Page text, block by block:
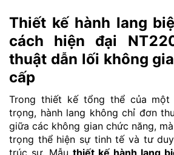
Thiết kế hành lang
cách hiện đại
thuật dẫn lối không
cấp
Trong thiết kế tổng thể của
trọng, hành lang không chỉ đơn
giữa các không gian chức năng,
trọng thể hiện sự tinh tế và tư